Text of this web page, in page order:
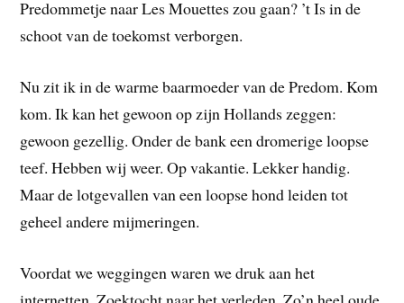
Predommetje naar Les Mouettes zou gaan? ’t Is in de
schoot van de toekomst verborgen.
Nu zit ik in de warme baarmoeder van de Predom. Kom
kom. Ik kan het gewoon op zijn Hollands zeggen:
gewoon gezellig. Onder de bank een dromerige loopse
teef. Hebben wij weer. Op vakantie. Lekker handig.
Maar de lotgevallen van een loopse hond leiden tot
geheel andere mijmeringen.
Voordat we weggingen waren we druk aan het